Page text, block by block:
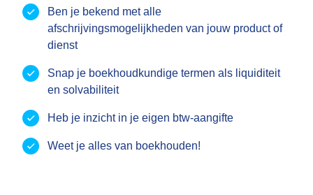
Ben je bekend met alle
afschrijvingsmogelijkheden van jouw product of
dienst
Snap je boekhoudkundige termen als liquiditeit
en solvabiliteit
Heb je inzicht in je eigen btw-aangifte
Weet je alles van boekhouden!